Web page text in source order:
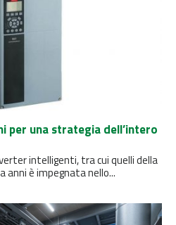
per una strategia dell’intero
intelligenti, tra cui quelli della
anni è impegnata nello...